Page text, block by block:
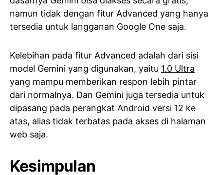
namun tidak dengan fitur Advanced yang hanya
tersedia untuk langganan Google One saja.
Kelebihan pada fitur Advanced adalah dari sisi
model Gemini yang digunakan, yaitu 1.0 Ultra
yang mampu memberikan respon lebih pintar
dari normalnya. Dan Gemini juga tersedia untuk
dipasang pada perangkat Android versi 12 ke
atas, alias tidak terbatas pada akses di halaman
web saja.
Kesimpulan